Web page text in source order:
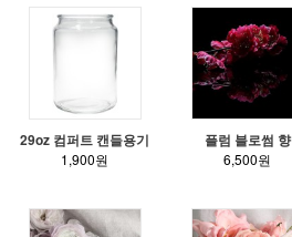
29oz 컴퍼트 캔들용기
1,900원
플럼 블로썸 향
6,500원